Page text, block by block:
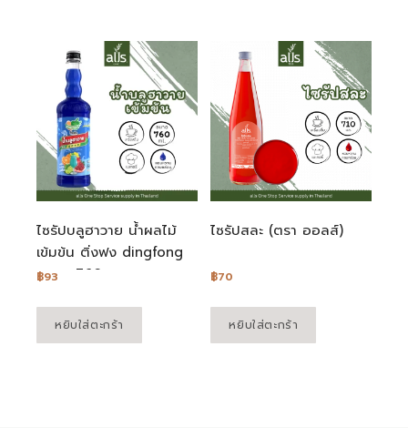
ไซรัปบลูฮาวาย น้ำผลไม้
เข้มข้น ติ่งฟง dingfong
ขนาด 760 มล.
฿93
หยิบใส่ตะกร้า
ไซรัปสละ (ตรา ออลส์)
฿70
หยิบใส่ตะกร้า